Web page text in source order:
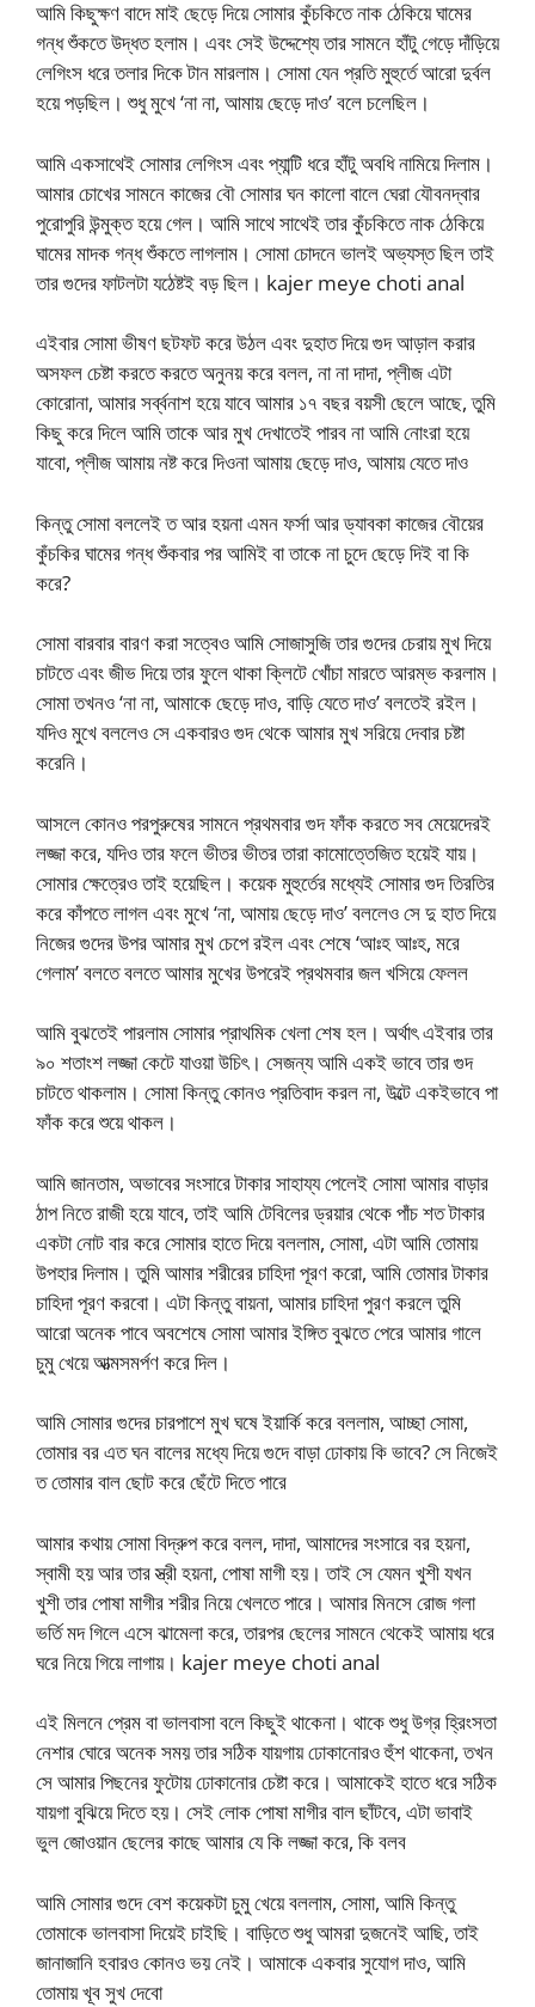
আমি কিছুক্ষণ বাদে মাই ছেড়ে দিয়ে সোমার কুঁচকিতে নাক ঠেকিয়ে ঘামের
গন্ধ শুঁকতে উদ্ধত হলাম। এবং সেই উদ্দেশ্যে তার সামনে হাঁটু গেড়ে দাঁড়িয়ে
লেগিংস ধরে তলার দিকে টান মারলাম। সোমা যেন প্রতি মুহুর্তে আরো দুর্বল
হয়ে পড়ছিল। শুধু মুখে ‘না না, আমায় ছেড়ে দাও’ বলে চলেছিল।
আমি একসাথেই সোমার লেগিংস এবং প্যান্টি ধরে হাঁটু অবধি নামিয়ে দিলাম।
আমার চোখের সামনে কাজের বৌ সোমার ঘন কালো বালে ঘেরা যৌবনদ্বার
পুরোপুরি উন্মুক্ত হয়ে গেল। আমি সাথে সাথেই তার কুঁচকিতে নাক ঠেকিয়ে
ঘামের মাদক গন্ধ শুঁকতে লাগলাম। সোমা চোদনে ভালই অভ্যস্ত ছিল তাই
তার গুদের ফাটলটা যঠেষ্টই বড় ছিল। kajer meye choti anal
এইবার সোমা ভীষণ ছটফট করে উঠল এবং দুহাত দিয়ে গুদ আড়াল করার
অসফল চেষ্টা করতে করতে অনুনয় করে বলল, না না দাদা, প্লীজ এটা
কোরোনা, আমার সর্ব্বনাশ হয়ে যাবে আমার ১৭ বছর বয়সী ছেলে আছে, তুমি
কিছু করে দিলে আমি তাকে আর মুখ দেখাতেই পারব না আমি নোংরা হয়ে
যাবো, প্লীজ আমায় নষ্ট করে দিওনা আমায় ছেড়ে দাও, আমায় যেতে দাও
কিন্তু সোমা বললেই ত আর হয়না এমন ফর্সা আর ড্যাবকা কাজের বৌয়ের
কুঁচকির ঘামের গন্ধ শুঁকবার পর আমিই বা তাকে না চুদে ছেড়ে দিই বা কি
করে?
সোমা বারবার বারণ করা সত্বেও আমি সোজাসুজি তার গুদের চেরায় মুখ দিয়ে
চাটতে এবং জীভ দিয়ে তার ফুলে থাকা ক্লিটে খোঁচা মারতে আরম্ভ করলাম।
সোমা তখনও ‘না না, আমাকে ছেড়ে দাও, বাড়ি যেতে দাও’ বলতেই রইল।
যদিও মুখে বললেও সে একবারও গুদ থেকে আমার মুখ সরিয়ে দেবার চষ্টা
করেনি।
আসলে কোনও পরপুরুষের সামনে প্রথমবার গুদ ফাঁক করতে সব মেয়েদেরই
লজ্জা করে, যদিও তার ফলে ভীতর ভীতর তারা কামোত্তেজিত হয়েই যায়।
সোমার ক্ষেত্রেও তাই হয়েছিল। কয়েক মুহুর্তের মধ্যেই সোমার গুদ তিরতির
করে কাঁপতে লাগল এবং মুখে ‘না, আমায় ছেড়ে দাও’ বললেও সে দু হাত দিয়ে
নিজের গুদের উপর আমার মুখ চেপে রইল এবং শেষে ‘আঃহ আঃহ, মরে
গেলাম’ বলতে বলতে আমার মুখের উপরেই প্রথমবার জল খসিয়ে ফেলল
আমি বুঝতেই পারলাম সোমার প্রাথমিক খেলা শেষ হল। অর্থাৎ এইবার তার
৯০ শতাংশ লজ্জা কেটে যাওয়া উচিৎ। সেজন্য আমি একই ভাবে তার গুদ
চাটতে থাকলাম। সোমা কিন্তু কোনও প্রতিবাদ করল না, উল্টে একইভাবে পা
ফাঁক করে শুয়ে থাকল।
আমি জানতাম, অভাবের সংসারে টাকার সাহায্য পেলেই সোমা আমার বাড়ার
ঠাপ নিতে রাজী হয়ে যাবে, তাই আমি টেবিলের ড্রয়ার থেকে পাঁচ শত টাকার
একটা নোট বার করে সোমার হাতে দিয়ে বললাম, সোমা, এটা আমি তোমায়
উপহার দিলাম। তুমি আমার শরীরের চাহিদা পূরণ করো, আমি তোমার টাকার
চাহিদা পূরণ করবো। এটা কিন্তু বায়না, আমার চাহিদা পুরণ করলে তুমি
আরো অনেক পাবে অবশেষে সোমা আমার ইঙ্গিত বুঝতে পেরে আমার গালে
চুমু খেয়ে আত্মসমর্পণ করে দিল।
আমি সোমার গুদের চারপাশে মুখ ঘষে ইয়ার্কি করে বললাম, আচ্ছা সোমা,
তোমার বর এত ঘন বালের মধ্যে দিয়ে গুদে বাড়া ঢোকায় কি ভাবে? সে নিজেই
ত তোমার বাল ছোট করে ছেঁটে দিতে পারে
আমার কথায় সোমা বিদ্রুপ করে বলল, দাদা, আমাদের সংসারে বর হয়না,
স্বামী হয় আর তার স্ত্রী হয়না, পোষা মাগী হয়। তাই সে যেমন খুশী যখন
খুশী তার পোষা মাগীর শরীর নিয়ে খেলতে পারে। আমার মিনসে রোজ গলা
ভর্তি মদ গিলে এসে ঝামেলা করে, তারপর ছেলের সামনে থেকেই আমায় ধরে
ঘরে নিয়ে গিয়ে লাগায়। kajer meye choti anal
এই মিলনে প্রেম বা ভালবাসা বলে কিছুই থাকেনা। থাকে শুধু উগ্র হ্রিংসতা
নেশার ঘোরে অনেক সময় তার সঠিক যায়গায় ঢোকানোরও হুঁশ থাকেনা, তখন
সে আমার পিছনের ফুটোয় ঢোকানোর চেষ্টা করে। আমাকেই হাতে ধরে সঠিক
যায়গা বুঝিয়ে দিতে হয়। সেই লোক পোষা মাগীর বাল ছাঁটবে, এটা ভাবাই
ভুল জোওয়ান ছেলের কাছে আমার যে কি লজ্জা করে, কি বলব
আমি সোমার গুদে বেশ কয়েকটা চুমু খেয়ে বললাম, সোমা, আমি কিন্তু
তোমাকে ভালবাসা দিয়েই চাইছি। বাড়িতে শুধু আমরা দুজনেই আছি, তাই
জানাজানি হবারও কোনও ভয় নেই। আমাকে একবার সুযোগ দাও, আমি
তোমায় খূব সুখ দেবো